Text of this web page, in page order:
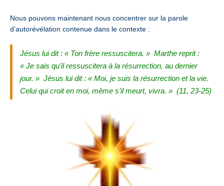
Nous pouvons maintenant nous concentrer sur la parole
d’autorévélation contenue dans le contexte :
Jésus lui dit : « Ton frère ressuscitera. » Marthe reprit :
« Je sais qu’il ressuscitera à la résurrection, au dernier
jour. » Jésus lui dit : « Moi, je suis la résurrection et la vie.
Celui qui croit en moi, même s’il meurt, vivra. » (11, 23-25)